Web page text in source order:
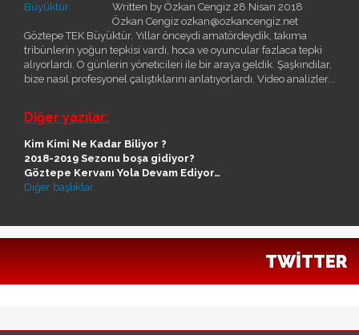
Written by Özkan Cengiz 28 Nisan 2018
Özkan Cengiz ozkan@ozkancengiz.net
Göztepe TEK Büyüktür. Yıllar önceydi amatördeydik, takıma
tribünlerin yoğun tepkisi vardı, hoca ve oyuncular fazlaca tepki
alıyorlardı. O günlerin yöneticileri ile bir araya geldik. Şaşkındılar,
bize nasıl profesyonel çalıştıklarını anlatıyorlardı. Video analizler...
Diğer yazılar:
Kim Kimi Ne Kadar Biliyor ?
2018-2019 Sezonu boşa gidiyor?
Göztepe Kervanı Yola Devam Ediyor…
Diğer başlıklar
TWITTER